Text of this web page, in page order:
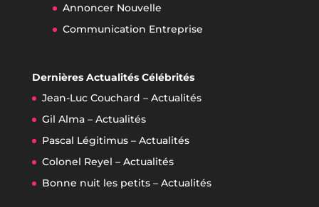
Annoncer Nouvelle
Communication Entreprise
Dernières Actualités Célébrités
Jean-Luc Couchard – Actualités
Gil Alma – Actualités
Pascal Légitimus – Actualités
Colonel Reyel – Actualités
Bonne nuit les petits – Actualités